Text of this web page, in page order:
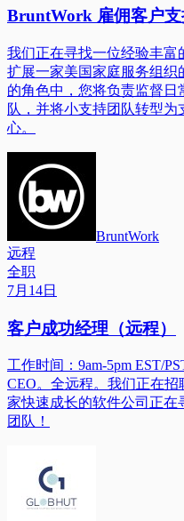
BruntWork 雇佣客户
我们正在寻找一位经验丰富
扩展一家美国家庭服务组
的角色中，您将负责监督日
队，并将小支持团队转型
心。
BruntWork
远程
全职
7月14日
客户成功经理（远程）
工作时间：9am-5pm EST/
CEO。全远程。我们正在
家快速成长的软件公司正在
团队！